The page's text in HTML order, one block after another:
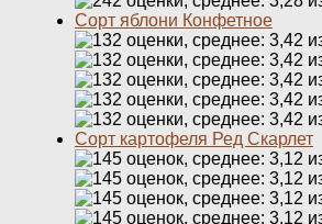
Сорт яблони Конфетное
Сорт картофеля Ред Скарлет